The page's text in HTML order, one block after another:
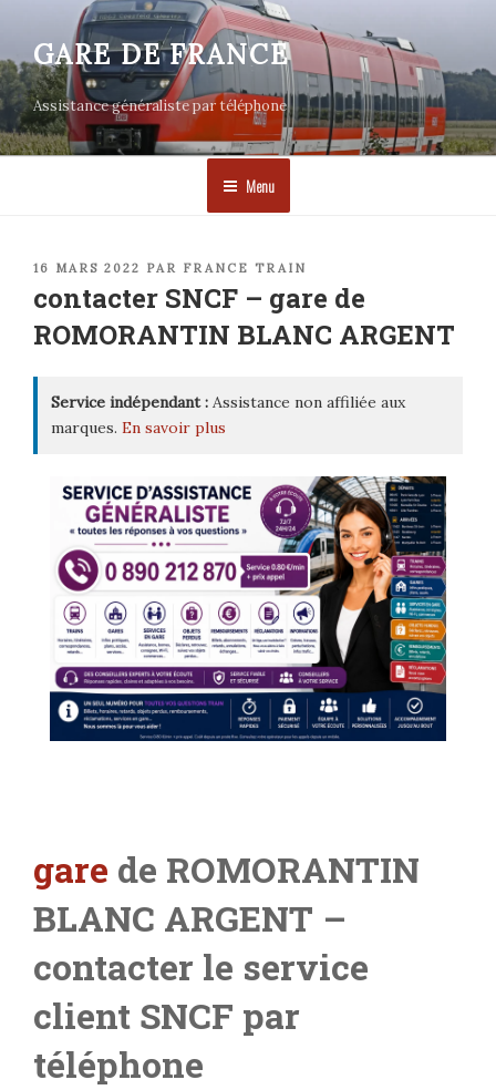
contenu
principal
GARE DE FRANCE
Assistance généraliste par téléphone
Menu
PUBLIÉ
16 MARS 2022 PAR FRANCE TRAIN
contacter SNCF – gare de
ROMORANTIN BLANC ARGENT
Service indépendant : Assistance non affiliée aux
marques. En savoir plus
gare de ROMORANTIN
BLANC ARGENT –
contacter le service
client SNCF par
téléphone